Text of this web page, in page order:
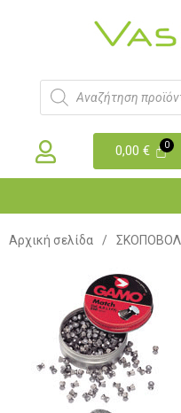
0,00€
Αρχική σελίδα /